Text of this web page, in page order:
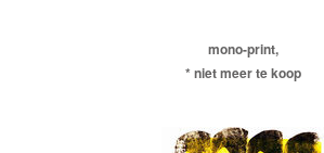
mono-print,
* niet meer te koop